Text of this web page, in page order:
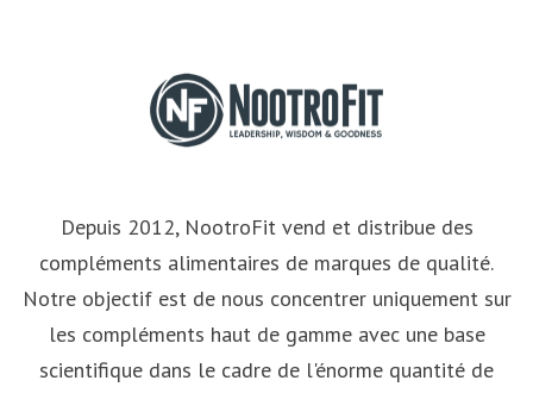
Depuis 2012, NootroFit vend et distribue des
compléments alimentaires de marques de qualité.
Notre objectif est de nous concentrer uniquement sur
les compléments haut de gamme avec une base
scientifique dans le cadre de l'énorme quantité de